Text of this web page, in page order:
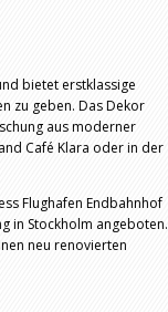
bietet erstklassige
zu geben. Das Dekor
aus moderner
Café Klara oder in der
Flughafen Endbahnhof
in Stockholm angeboten.
neu renovierten